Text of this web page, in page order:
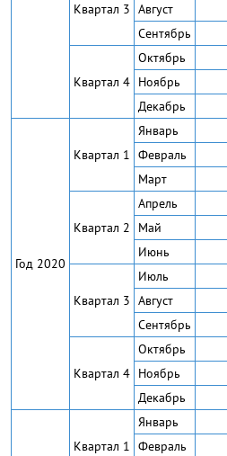
Квартал 3 Август
Сентябрь
Квартал 4
Октябрь
Ноябрь
Декабрь
Год 2020
Квартал 1
Январь
Февраль
Март
Квартал 2
Апрель
Май
Июнь
Квартал 3
Июль
Август
Сентябрь
Квартал 4
Октябрь
Ноябрь
Декабрь
Квартал 1
Январь
Февраль